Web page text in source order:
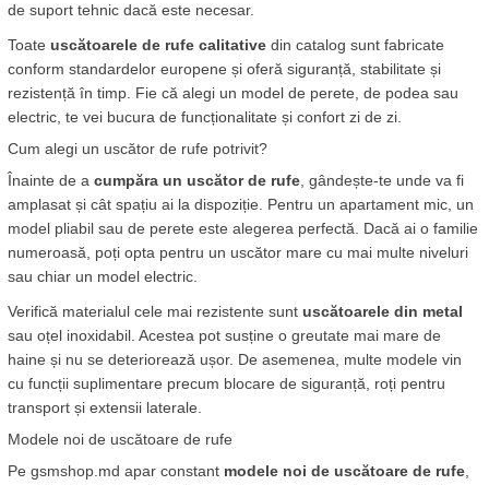
de suport tehnic dacă este necesar.
Toate uscătoarele de rufe calitative din catalog sunt fabricate
conform standardelor europene și oferă siguranță, stabilitate și
rezistență în timp. Fie că alegi un model de perete, de podea sau
electric, te vei bucura de funcționalitate și confort zi de zi.
Cum alegi un uscător de rufe potrivit?
Înainte de a cumpăra un uscător de rufe , gândește-te unde va fi
amplasat și cât spațiu ai la dispoziție. Pentru un apartament mic, un
model pliabil sau de perete este alegerea perfectă. Dacă ai o familie
numeroasă, poți opta pentru un uscător mare cu mai multe niveluri
sau chiar un model electric.
Verifică materialul cele mai rezistente sunt uscătoarele din metal
sau oțel inoxidabil. Acestea pot susține o greutate mai mare de
haine și nu se deteriorează ușor. De asemenea, multe modele vin
cu funcții suplimentare precum blocare de siguranță, roți pentru
transport și extensii laterale.
Modele noi de uscătoare de rufe
Pe gsmshop.md apar constant modele noi de uscătoare de rufe